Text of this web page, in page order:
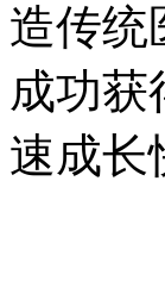
造传统
成功获
速成长